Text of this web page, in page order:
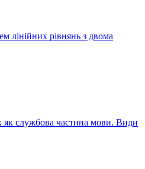
лінійних рівнянь з двома
як службова частина мови. Види